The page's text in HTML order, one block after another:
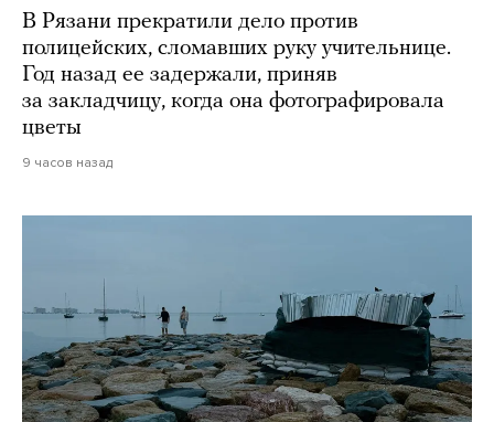
В Рязани прекратили дело против
полицейских, сломавших руку учительнице.
Год назад ее задержали, приняв
за закладчицу, когда она фотографировала
цветы
9 часов назад